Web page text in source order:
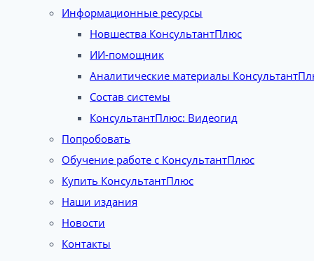
Информационные ресурсы
Новшества КонсультантПлюс
ИИ-помощник
Аналитические материалы
Состав системы
КонсультантПлюс: Видеогид
Попробовать
Обучение работе с КонсультантПлюс
Купить КонсультантПлюс
Наши издания
Новости
Контакты